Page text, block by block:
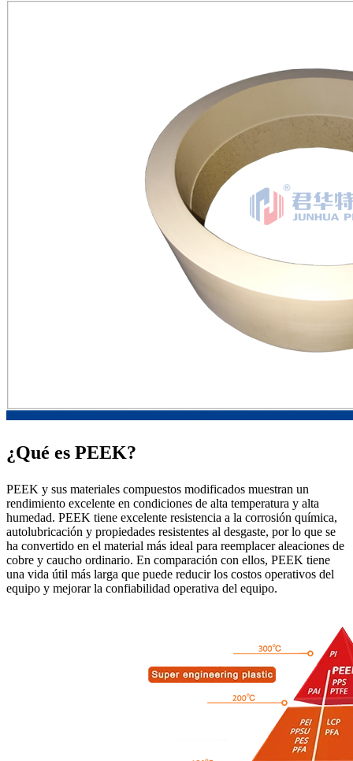
¿Qué es PEEK?
PEEK y sus materiales compuestos modificados muestran un
rendimiento excelente en condiciones de alta temperatura y alta
humedad. PEEK tiene excelente resistencia a la corrosión química,
autolubricación y propiedades resistentes al desgaste, por lo que se
ha convertido en el material más ideal para reemplacer aleaciones de
cobre y caucho ordinario. En comparación con ellos, PEEK tiene
una vida útil más larga que puede reducir los costos operativos del
equipo y mejorar la confiabilidad operativa del equipo.